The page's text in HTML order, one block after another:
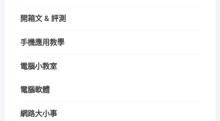
開箱文 & 評測
手機應用教學
電腦小教室
電腦軟體
網路大小事